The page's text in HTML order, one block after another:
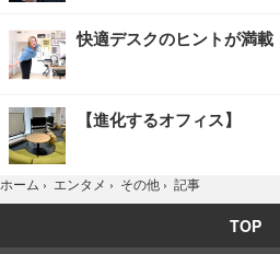
快適デスクのヒントが満
【進化するオフィス】
ホーム › エンタメ › その他 › 記事
TOP